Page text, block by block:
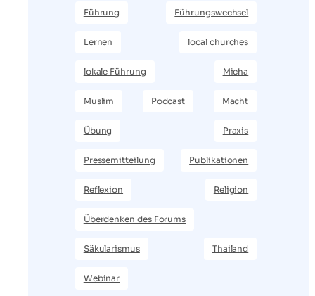
Führung Führungswechsel
Lernen local churches
lokale Führung Micha
Muslim Podcast Macht
Übung Praxis
Pressemitteilung Publikationen
Reflexion Religion
Überdenken des Forums
Säkularismus Thailand
Webinar